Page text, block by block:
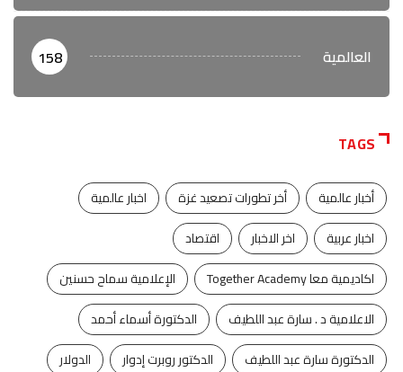
العالمية 158
TAGS
أخبار عالمية أخر تطورات تصعيد غزة
اخبار عالمية
اخبار عربية
اخر الاخبار
اقتصاد
اكاديمية معا Together Academy
الإعلامية سماح حسنين
الاعلامية د . سارة عبد اللطيف
الدكتورة أسماء أحمد
الدكتورة سارة عبد اللطيف
الدكتور روبرت إدوار
الدولار